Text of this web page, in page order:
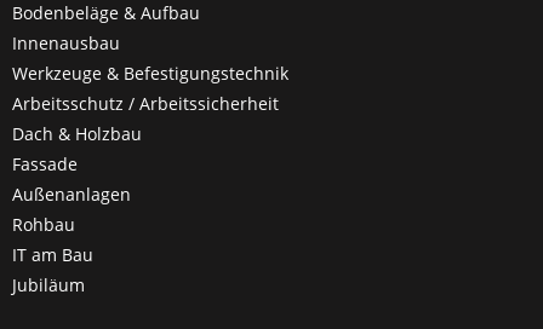
Bodenbeläge & Aufbau
Innenausbau
Werkzeuge & Befestigungstechnik
Arbeitsschutz / Arbeitssicherheit
Dach & Holzbau
Fassade
Außenanlagen
Rohbau
IT am Bau
Jubiläum